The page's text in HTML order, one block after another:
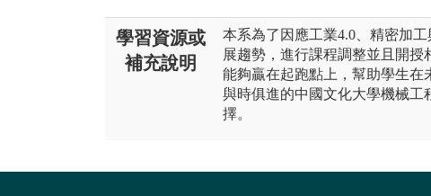
學習資源或
補充說明
本系為了因應工業4.0、精密加
展趨勢，進行課程調整並且開
能夠贏在起跑點上，幫助學生在
與時俱進的中國文化大學機械工
擇。